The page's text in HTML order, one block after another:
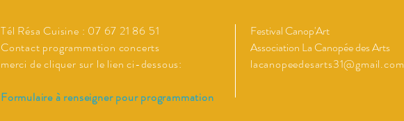
Tél Résa Cuisine : 07 67 21 86 51
Contact programmation concerts
merci de cliquer sur le lien ci-dessous:
Formulaire à renseigner pour programmation
Festival Canop'Art
Association La Canopée des Arts
lacanopeedesarts31@gmail.com